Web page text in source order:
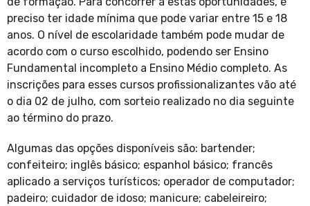
preciso ter idade mínima que pode variar entre 15 e 18
anos. O nível de escolaridade também pode mudar de
acordo com o curso escolhido, podendo ser Ensino
Fundamental incompleto a Ensino Médio completo. As
inscrições para esses cursos profissionalizantes vão até
o dia 02 de julho, com sorteio realizado no dia seguinte
ao término do prazo.
Algumas das opções disponíveis são: bartender;
confeiteiro; inglês básico; espanhol básico; francês
aplicado a serviços turísticos; operador de computador;
padeiro; cuidador de idoso; manicure; cabeleireiro;